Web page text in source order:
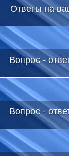
Ответы на
Вопрос -
Вопрос -